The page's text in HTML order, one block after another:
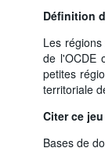
Définition
Les
de l'OCDE
petites
territoriale
Citer ce
Bases de